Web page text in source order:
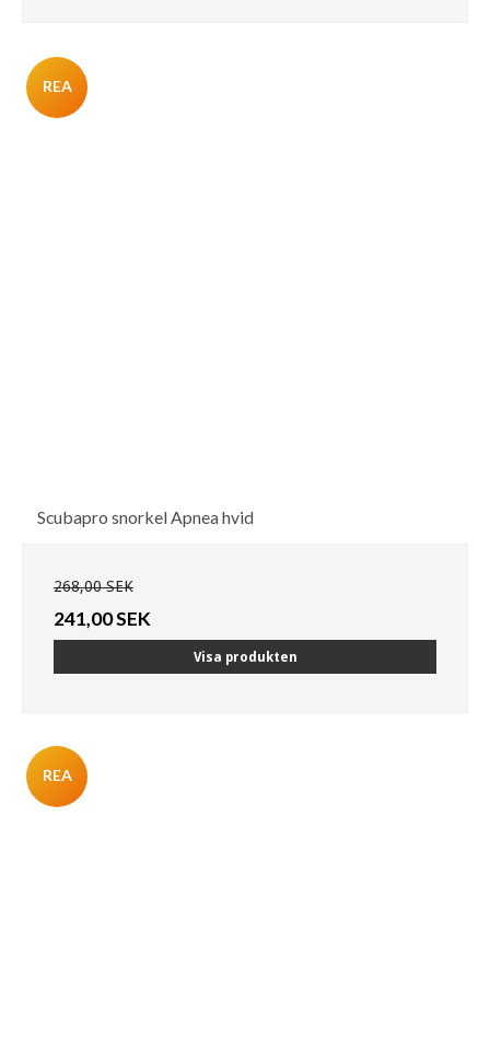
REA
Scubapro snorkel Apnea hvid
268,00 SEK
241,00 SEK
Visa produkten
REA